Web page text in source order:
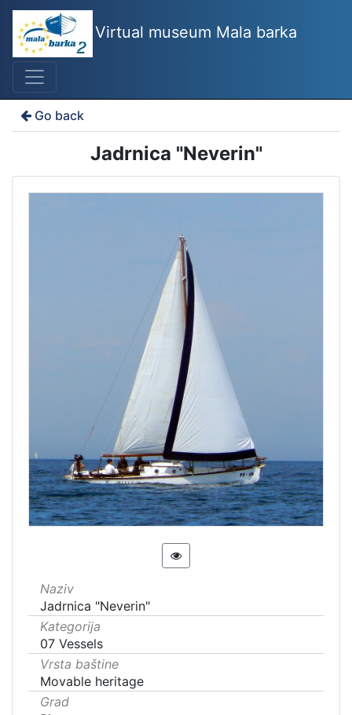
Virtual museum Mala barka
Go back
Jadrnica "Neverin"
Naziv
Jadrnica "Neverin"
Kategorija
07 Vessels
Vrsta baštine
Movable heritage
Grad